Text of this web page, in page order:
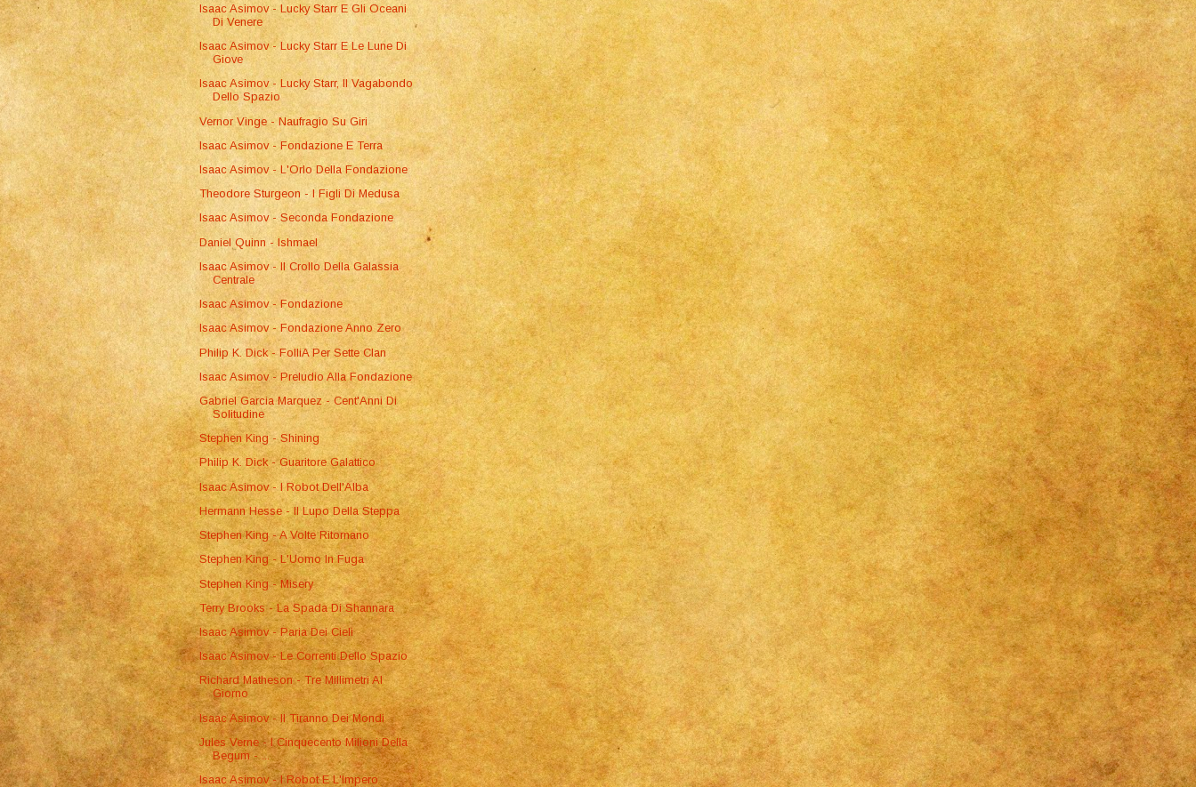
Isaac Asimov - Lucky Starr E Gli Oceani
Di Venere
Isaac Asimov - Lucky Starr E Le Lune Di
Giove
Isaac Asimov - Lucky Starr, Il Vagabondo
Dello Spazio
Vernor Vinge - Naufragio Su Giri
Isaac Asimov - Fondazione E Terra
Isaac Asimov - L'Orlo Della Fondazione
Theodore Sturgeon - I Figli Di Medusa
Isaac Asimov - Seconda Fondazione
Daniel Quinn - Ishmael
Isaac Asimov - Il Crollo Della Galassia
Centrale
Isaac Asimov - Fondazione
Isaac Asimov - Fondazione Anno Zero
Philip K. Dick - FolliA Per Sette Clan
Isaac Asimov - Preludio Alla Fondazione
Gabriel Garcia Marquez - Cent'Anni Di
Solitudine
Stephen King - Shining
Philip K. Dick - Guaritore Galattico
Isaac Asimov - I Robot Dell'Alba
Hermann Hesse - Il Lupo Della Steppa
Stephen King - A Volte Ritornano
Stephen King - L'Uomo In Fuga
Stephen King - Misery
Terry Brooks - La Spada Di Shannara
Isaac Asimov - Paria Dei Cieli
Isaac Asimov - Le Correnti Dello Spazio
Richard Matheson - Tre Millimetri Al
Giorno
Isaac Asimov - Il Tiranno Dei Mondi
Jules Verne - I Cinquecento Milioni Della
Begum - ...
Isaac Asimov - I Robot E L'Impero